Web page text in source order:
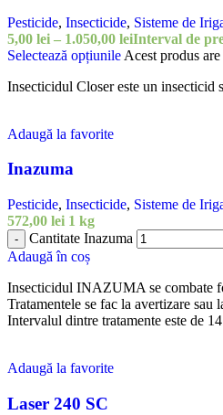
Pesticide, Insecticide, Sisteme de
5,00 lei – 1.050,00 leiInterval de
Selectează opțiunile Acest produs
Insecticidul Closer este un insecticid
Adaugă la favorite
Inazuma
Pesticide, Insecticide, Sisteme de
572,00 lei 1 kg
- Cantitate Inazuma
Adaugă în coș
Insecticidul INAZUMA se combate
Tratamentele se fac la avertizare sau
Intervalul dintre tratamente este de
Adaugă la favorite
Laser 240 SC